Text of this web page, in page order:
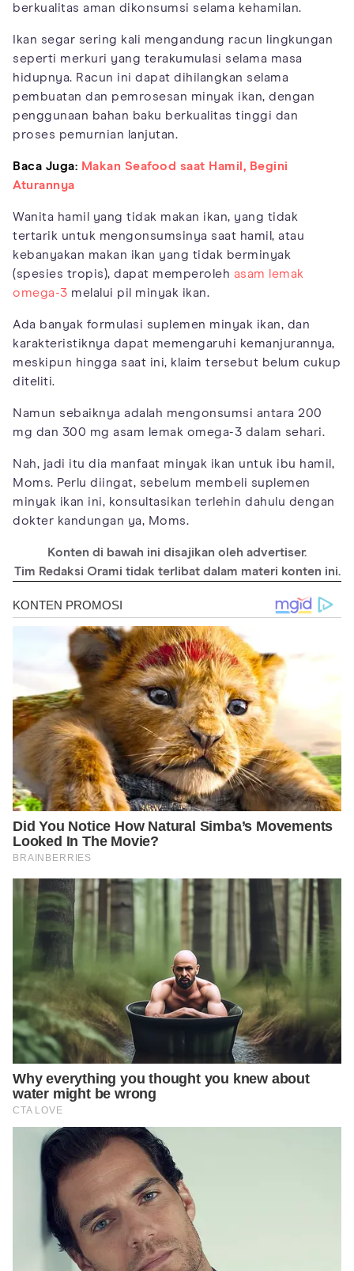
berkualitas aman dikonsumsi selama kehamilan.
Ikan segar sering kali mengandung racun lingkungan
seperti merkuri yang terakumulasi selama masa
hidupnya. Racun ini dapat dihilangkan selama
pembuatan dan pemrosesan minyak ikan, dengan
penggunaan bahan baku berkualitas tinggi dan
proses pemurnian lanjutan.
Baca Juga: Makan Seafood saat Hamil, Begini
Aturannya
Wanita hamil yang tidak makan ikan, yang tidak
tertarik untuk mengonsumsinya saat hamil, atau
kebanyakan makan ikan yang tidak berminyak
(spesies tropis), dapat memperoleh asam lemak
omega-3 melalui pil minyak ikan.
Ada banyak formulasi suplemen minyak ikan, dan
karakteristiknya dapat memengaruhi kemanjurannya,
meskipun hingga saat ini, klaim tersebut belum cukup
diteliti.
Namun sebaiknya adalah mengonsumsi antara 200
mg dan 300 mg asam lemak omega-3 dalam sehari.
Nah, jadi itu dia manfaat minyak ikan untuk ibu hamil,
Moms. Perlu diingat, sebelum membeli suplemen
minyak ikan ini, konsultasikan terlehin dahulu dengan
dokter kandungan ya, Moms.
Konten di bawah ini disajikan oleh advertiser.
Tim Redaksi Orami tidak terlibat dalam materi konten ini.